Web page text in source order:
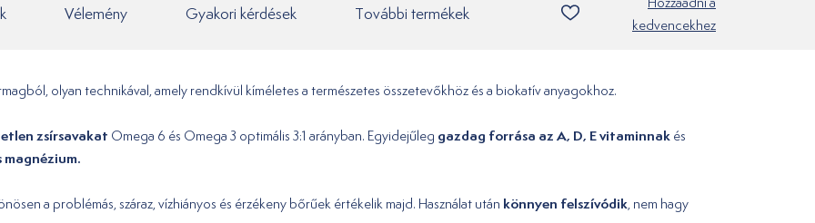
Vélemény Gyakori kérdések További termékek
kedvencekhez
olyan technikával, amely rendkívül kíméletes a természetes összetevőkhöz és a biokatív anyagokhoz.
zsírsavakat Omega 6 és Omega 3 optimális 3:1 arányban. Egyidejűleg gazdag forrása az A, D, E vitaminnak és
magnézium.
a problémás, száraz, vízhiányos és érzékeny bőrűek értékelik majd. Használat után könnyen felszívódik, nem hagy